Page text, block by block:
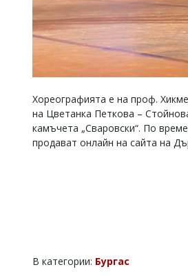
Хореографията е на проф.
на Цветанка Петкова –
камъчета „Сваровски“. По
продават онлайн на сайта на
В категории: Бургас